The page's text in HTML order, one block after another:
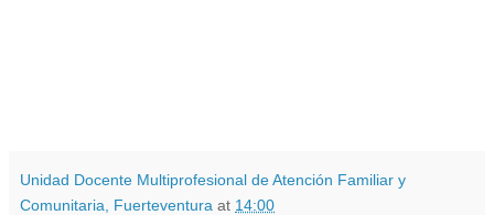
Unidad Docente Multiprofesional de Atención Familiar y
Comunitaria, Fuerteventura at 14:00